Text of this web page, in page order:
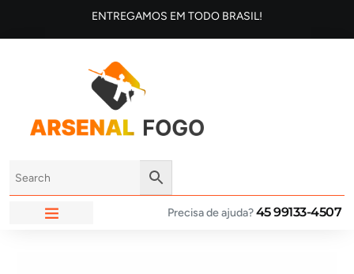
ENTREGAMOS EM TODO BRASIL!
Precisa de ajuda?45 99133-4507